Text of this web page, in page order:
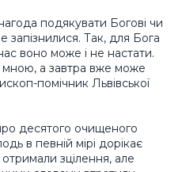
подякувати Богові чи
Так, для Бога
воно може і не настати.
мною, а завтра вже може
помічник Львівської
десятого очищеного
в певній мірі дорікає
зцілення, але